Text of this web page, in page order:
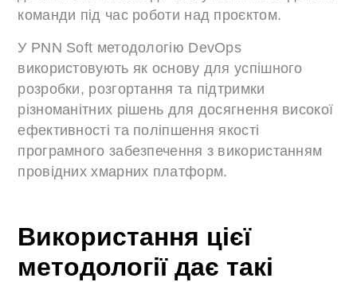
команди під час роботи над проєктом.
У PNN Soft методологію DevOps
використовують як основу для успішного
розробки, розгортання та підтримки
різноманітних рішень для досягнення високої
ефективності та поліпшення якості
програмного забезпечення з використанням
провідних хмарних платформ.
Використання цієї
методології дає такі